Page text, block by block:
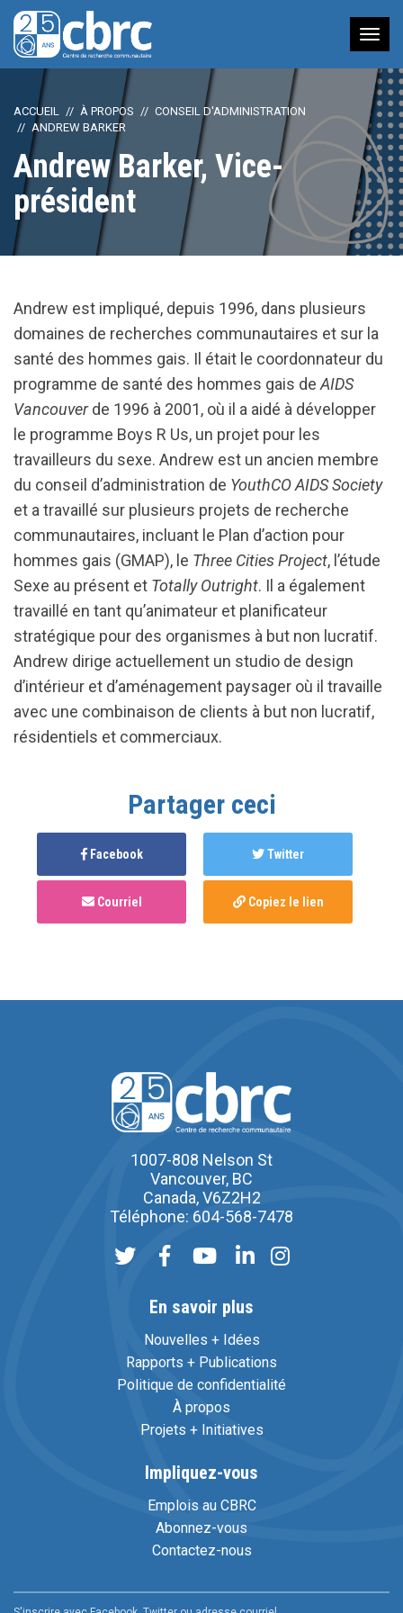
à
ACCUEIL À PROPOS
CONSEIL D'ADMINISTRATION
ANDREW BARKER
Andrew Barker, Vice-
président
Andrew est impliqué, depuis 1996, dans plusieurs
domaines de recherches communautaires et sur la
santé des hommes gais. Il était le coordonnateur du
programme de santé des hommes gais de AIDS
Vancouverde 1996 à 2001, où il a aidé à développer
le programme Boys R Us, un projet pour les
travailleurs du sexe. Andrew est un ancien membre
du conseil d’administration de YouthCO AIDS Society
et a travaillé sur plusieurs projets de recherche
communautaires, incluant le Plan d’action pour
hommes gais (GMAP), le Three Cities Project, l’étude
Sexe au présent et Totally Outright. Il a également
travaillé en tant qu’animateur et planificateur
stratégique pour des organismes à but non lucratif.
Andrew dirige actuellement un studio de design
d’intérieur et d’aménagement paysager où il travaille
avec une combinaison de clients à but non lucratif,
résidentiels et commerciaux.
Partager ceci
Facebook Twitter
Courriel Copiez le lien
1007-808 Nelson St
Vancouver, BC
Canada, V6Z2H2
Téléphone: 604-568-7478
En savoir plus
Nouvelles + Idées
Rapports + Publications
Politique de confidentialité
À propos
Projets + Initiatives
Impliquez-vous
Emplois au CBRC
Abonnez-vous
Contactez-nous